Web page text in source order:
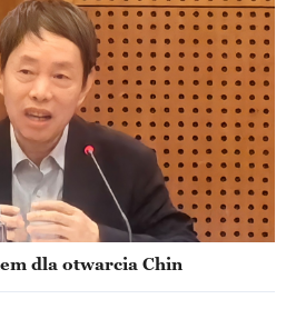
dla otwarcia Chin